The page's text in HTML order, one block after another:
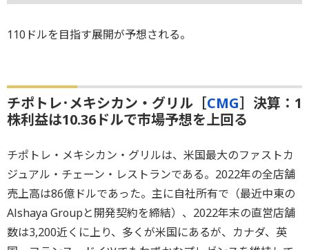
110ドルを目指す展開が予想される。
チポトレ･メキシカン・グリル［CMG］決算：1
株利益は10.36ドルで市場予想を上回る
チポトレ・メキシカン・グリルは、米国最大のファストカ
ジュアル・チェーン・レストランである。2022年の全店舗
売上高は86億ドルであった。主に自社所有で（最近中東の
Alshaya Groupと開発契約を締結）、2022年末の直営店舗
数は3,200近くに上り、多くが米国にあるが、カナダ、英